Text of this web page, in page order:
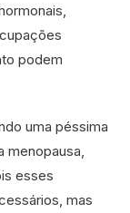
podem
uma péssima
esses
mas